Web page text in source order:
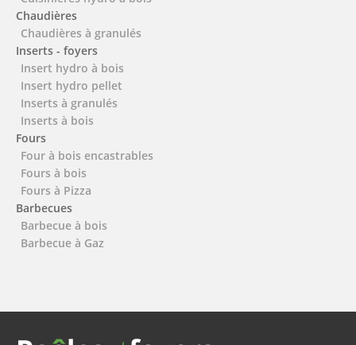
Chaudières
Chaudières à granulés
Inserts - foyers
Insert hydro à bois
Insert hydro pellet
Inserts à granulés
Inserts à bois
Fours
Four à bois encastrables
Fours à bois
Fours à Pizza
Barbecues
Barbecue à bois
Barbecue à Gaz